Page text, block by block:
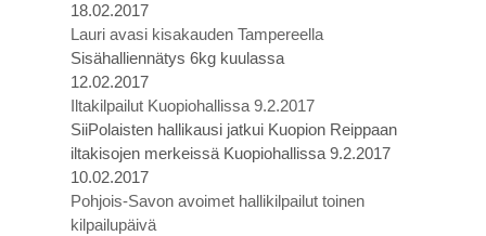
18.02.2017
Lauri avasi kisakauden Tampereella
Sisähalliennätys 6kg kuulassa
12.02.2017
Iltakilpailut Kuopiohallissa 9.2.2017
SiiPolaisten hallikausi jatkui Kuopion Reippaan
iltakisojen merkeissä Kuopiohallissa 9.2.2017
10.02.2017
Pohjois-Savon avoimet hallikilpailut toinen
kilpailupäivä